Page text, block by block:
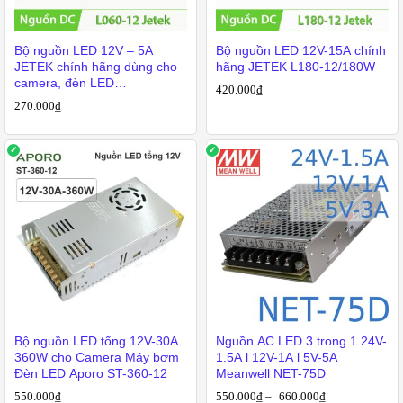
⚙️Nguồn LED Với Các Điện Áp Phổ Biến
Nguồn LED 5V: Dùng cho thiết bị điện tử nhỏ, LED RGB, camera
mini
Nguồn LED 12V
Nguồn LED 24V: Dùng cho hệ thống công suất cao hoặc đường dây
dài để giảm sụt áp
🎯Ứng Dụng Thực Tế Của Nguồn LED
💡Chiếu sáng
: LED dây hắt trần, đèn quảng cáo, đèn LED thanh
nhôm, đèn âm trần
Camera an ninh
🏠Trang trí nội thất – ngoại thất
: Cầu thang, tủ kệ, sân vườn, mặt
tiền nhà
Công nghiệp – Thương mại
Bộ nguồn LED 12V – 5A
JETEK chính hãng dùng cho
camera, đèn LED…
270.000₫
Bộ nguồn LED 12V-15A chính
hãng JETEK L180-12/180W
420.000₫
Bộ nguồn LED tổng 12V-30A
360W cho Camera Máy bơm
Đèn LED Aporo ST-360-12
550.000₫
Nguồn AC LED 3 trong 1 24V-
1.5A l 12V-1A l 5V-5A
Meanwell NET-75D
550.000₫ – 660.000₫